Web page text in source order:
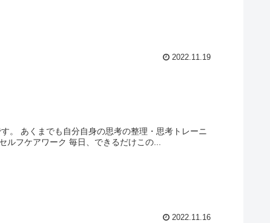
2022.11.19
。 あくまでも自分自身の思考の整理・思考トレーニ
フケアワーク 毎日、できるだけこの...
2022.11.16